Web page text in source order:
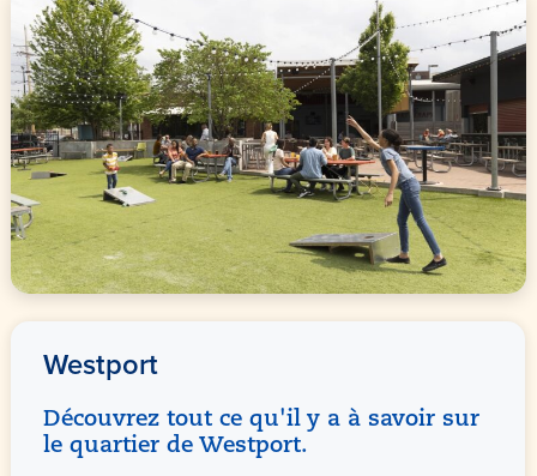
Westport
Découvrez tout ce qu'il y a à savoir sur
le quartier de Westport.